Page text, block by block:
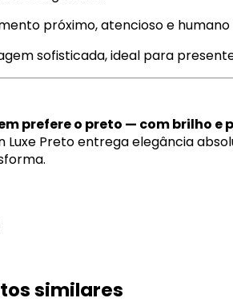
próximo, atencioso e humano
sofisticada, ideal para
prefere o preto — com brilho e
Luxe Preto entrega elegância
similares